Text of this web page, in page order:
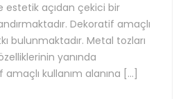
estetik açıdan çekici bir
Dekoratif amaçlı
bulunmaktadır. Metal tozları
yanında
kullanım alanına […]